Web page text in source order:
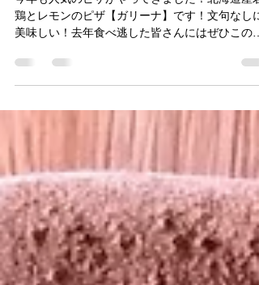
2018年11月2日
読了時間: 1分
【La Gallina】ガリーナ
今年も人気のピザがやってきました！北海道産若
鶏とレモンのピザ【ガリーナ】です！文句なしに